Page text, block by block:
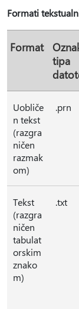
Formati
Format
tipa
Uobliče
n tekst
(razgra
ničen
razmak
om)
.prn
Tekst
(razgra
ničen
tabulat
orskim
znako
m)
.txt